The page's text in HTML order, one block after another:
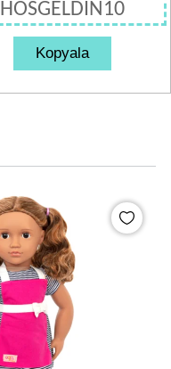
HOSGELDIN10
Kopyala